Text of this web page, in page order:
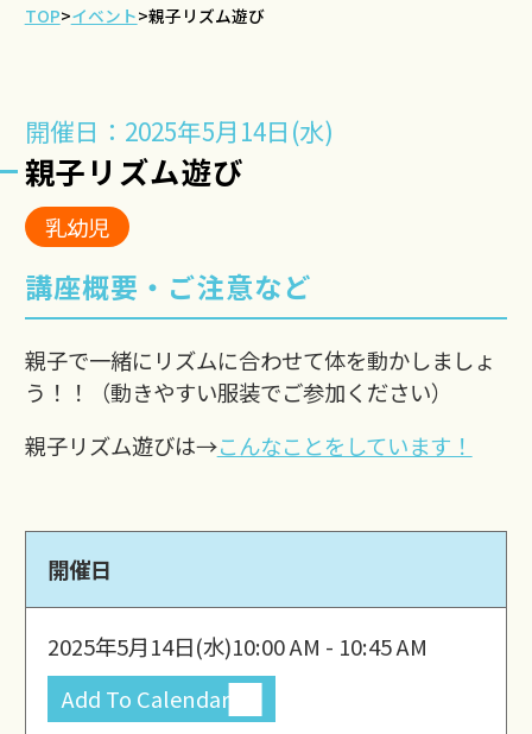
TOP>イベント>親子リズム遊び
開催日：2025年5月14日(水)
親子リズム遊び
乳幼児
講座概要・ご注意など
親子で一緒にリズムに合わせて体を動かしましょ
う！！（動きやすい服装でご参加ください）
親子リズム遊びは→こんなことをしています！
開催日
2025年5月14日(水)10:00 AM - 10:45 AM
Add To Calendar